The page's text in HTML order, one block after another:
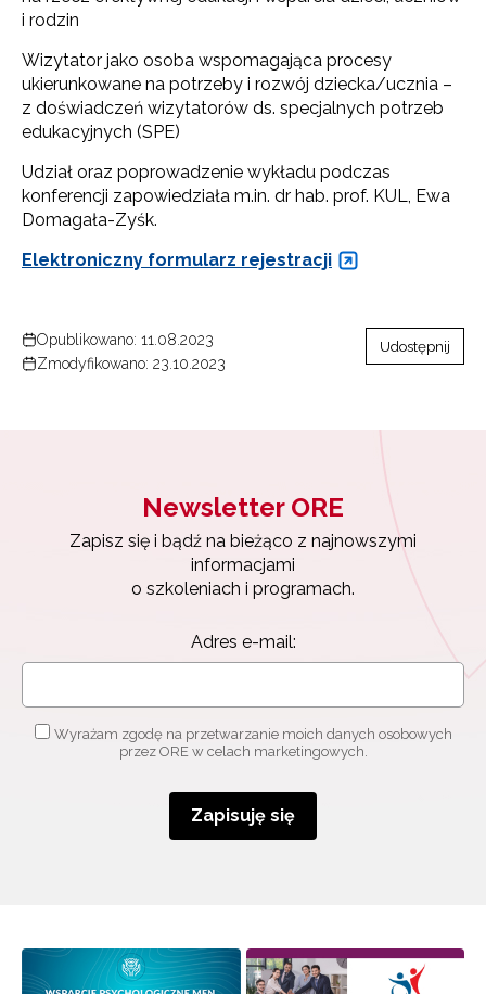
i rodzin
Wizytator jako osoba wspomagająca procesy
ukierunkowane na potrzeby i rozwój dziecka/ucznia –
z doświadczeń wizytatorów ds. specjalnych potrzeb
edukacyjnych (SPE)
Udział oraz poprowadzenie wykładu podczas
konferencji zapowiedziała m.in. dr hab. prof. KUL, Ewa
Domagała-Zyśk.
Elektroniczny formularz rejestracji
Opublikowano: 11.08.2023
Zmodyfikowano: 23.10.2023
Udostępnij
Newsletter ORE
Zapisz się i bądź na bieżąco z najnowszymi
informacjami
o szkoleniach i programach.
Adres e-mail:
Wyrażam zgodę na przetwarzanie moich danych osobowych
przez ORE w celach marketingowych.
Zapisuję się